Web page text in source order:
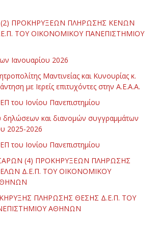
ΠΡΟΚΗΡΥΞΕΩΝ ΠΛΗΡΩΣΗΣ ΚΕΝΩΝ
ΤΟΥ ΟΙΚΟΝΟΜΙΚΟΥ ΠΑΝΕΠΙΣΤΗΜΙΟΥ
Ιανουαρίου 2026
Μαντινείας και Κυνουρίας κ.
με Ιερείς επιτυχόντες στην Α.Ε.Α.Α.
του Ιονίου Πανεπιστημίου
δηλώσεων και διανομών συγγραμμάτων
2025-2026
του Ιονίου Πανεπιστημίου
(4) ΠΡΟΚΗΡΥΞΕΩΝ ΠΛΗΡΩΣΗΣ
Δ.Ε.Π. ΤΟΥ ΟΙΚΟΝΟΜΙΚΟΥ
ΠΛΗΡΩΣΗΣ ΘΕΣΗΣ Δ.Ε.Π. ΤΟΥ
ΑΘΗΝΩΝ